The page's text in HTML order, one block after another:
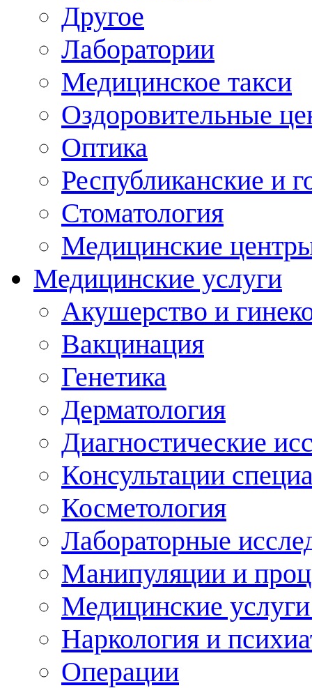
Другое
Лаборатории
Медицинское такси
Оздоровительные
Оптика
Республиканские и
Стоматология
Медицинские
Медицинские услуги
Акушерство и
Вакцинация
Генетика
Дерматология
Диагностические
Консультации
Косметология
Лабораторные
Манипуляции и
Медицинские
Наркология и
Операции